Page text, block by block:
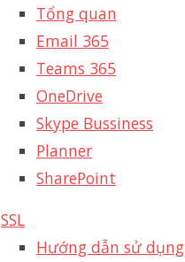
Tổng quan
Email 365
Teams 365
OneDrive
Skype Bussiness
Planner
SharePoint
SSL
Hướng dẫn sử dụng